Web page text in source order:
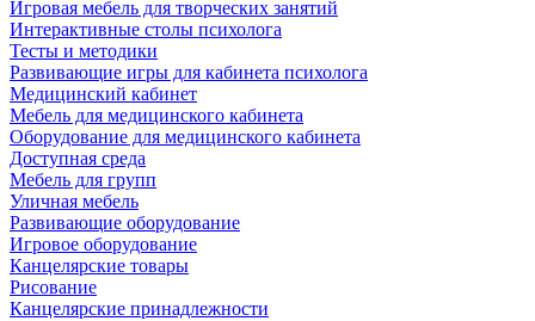
Игровая мебель для творческих занятий
Интерактивные столы психолога
Тесты и методики
Развивающие игры для кабинета психолога
Медицинский кабинет
Мебель для медицинского кабинета
Оборудование для медицинского кабинета
Доступная среда
Мебель для групп
Уличная мебель
Развивающие оборудование
Игровое оборудование
Канцелярские товары
Рисование
Канцелярские принадлежности